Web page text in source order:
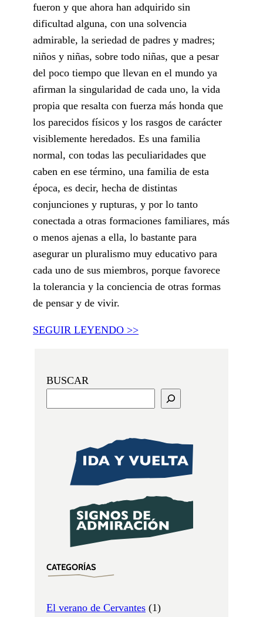
fueron y que ahora han adquirido sin
dificultad alguna, con una solvencia
admirable, la seriedad de padres y madres;
niños y niñas, sobre todo niñas, que a pesar
del poco tiempo que llevan en el mundo ya
afirman la singularidad de cada uno, la vida
propia que resalta con fuerza más honda que
los parecidos físicos y los rasgos de carácter
visiblemente heredados. Es una familia
normal, con todas las peculiaridades que
caben en ese término, una familia de esta
época, es decir, hecha de distintas
conjunciones y rupturas, y por lo tanto
conectada a otras formaciones familiares, más
o menos ajenas a ella, lo bastante para
asegurar un pluralismo muy educativo para
cada uno de sus miembros, porque favorece
la tolerancia y la conciencia de otras formas
de pensar y de vivir.
SEGUIR LEYENDO >>
BUSCAR
CATEGORÍAS
El verano de Cervantes (1)